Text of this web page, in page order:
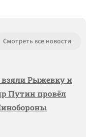
Смотреть все новости
взяли Рыжевку и
Путин провёл